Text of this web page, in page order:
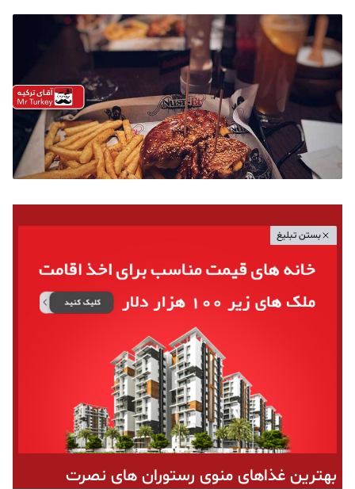
بستن تبلیغ
بهترین غذاهای منوی رستوران های نصرت